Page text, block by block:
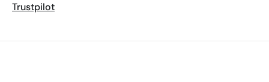
Trustpilot